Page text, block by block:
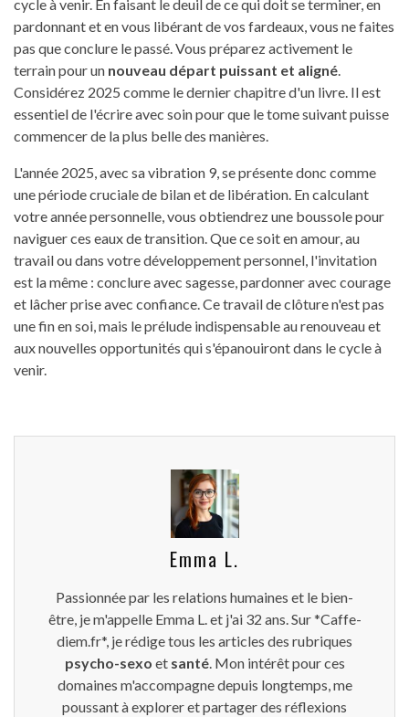
cycle à venir. En faisant le deuil de ce qui doit se terminer, en
pardonnant et en vous libérant de vos fardeaux, vous ne faites
pas que conclure le passé. Vous préparez activement le
terrain pour un nouveau départ puissant et aligné.
Considérez 2025 comme le dernier chapitre d'un livre. Il est
essentiel de l'écrire avec soin pour que le tome suivant puisse
commencer de la plus belle des manières.
L'année 2025, avec sa vibration 9, se présente donc comme
une période cruciale de bilan et de libération. En calculant
votre année personnelle, vous obtiendrez une boussole pour
naviguer ces eaux de transition. Que ce soit en amour, au
travail ou dans votre développement personnel, l'invitation
est la même : conclure avec sagesse, pardonner avec courage
et lâcher prise avec confiance. Ce travail de clôture n'est pas
une fin en soi, mais le prélude indispensable au renouveau et
aux nouvelles opportunités qui s'épanouiront dans le cycle à
venir.
Emma L.
Passionnée par les relations humaines et le bien-
être, je m'appelle Emma L. et j'ai 32 ans. Sur *Caffe-
diem.fr*, je rédige tous les articles des rubriques
psycho-sexo et santé. Mon intérêt pour ces
domaines m'accompagne depuis longtemps, me
poussant à explorer et partager des réflexions